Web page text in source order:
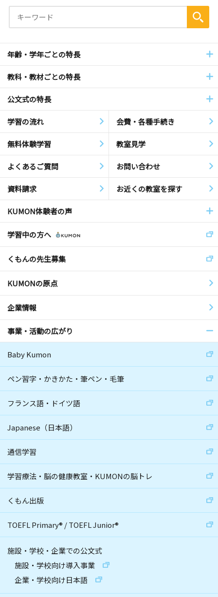
年齢・学年ごとの特長
教科・教材ごとの特長
公文式の特長
学習の流れ 会費・各種手続き
無料体験学習 教室見学
よくあるご質問 お問い合わせ
資料請求 お近くの教室を探す
KUMON体験者の声
学習中の方へ
くもんの先生募集
KUMONの原点
企業情報
事業・活動の広がり
Baby Kumon
ペン習字・かきかた・筆ペン・毛筆
フランス語・ドイツ語
Japanese（日本語）
通信学習
学習療法・脳の健康教室・KUMONの脳トレ
くもん出版
TOEFL Primary® /TOEFL Junior®
施設・学校・企業での公文式
施設・学校向け導入事業
企業・学校向け日本語